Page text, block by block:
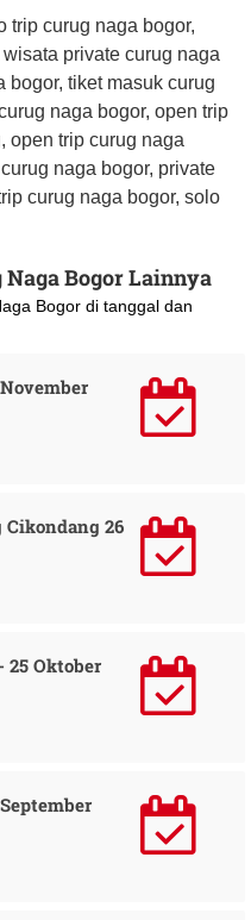
trip curug naga bogor,
private curug naga
bogor, tiket masuk curug
naga bogor, open trip
open trip curug naga
naga bogor, private
curug naga bogor, solo
Bogor Lainnya
Bogor di tanggal dan
26
25 Oktober